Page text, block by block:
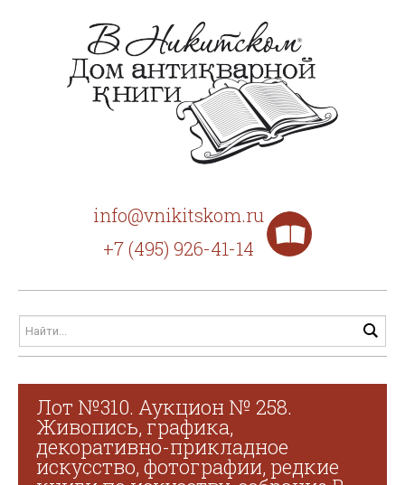
info@vnikitskom.ru
+7 (495) 926-41-14
Лот №310. Аукцион № 258.
Живопись, графика,
декоративно-прикладное
искусство, фотографии, редкие